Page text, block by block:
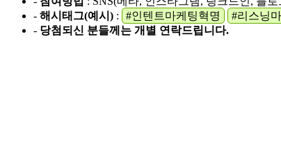
- 해시태그(예시) : #인텐트마케팅혁명
#리스닝
- 당첨되신 분들께는 개별 연락드립니다.